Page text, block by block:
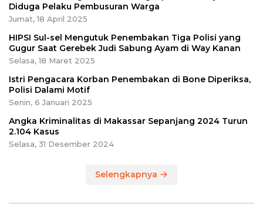
Diduga Pelaku Pembusuran Warga
Jumat, 18 April 2025
HIPSI Sul-sel Mengutuk Penembakan Tiga Polisi yang
Gugur Saat Gerebek Judi Sabung Ayam di Way Kanan
Selasa, 18 Maret 2025
Istri Pengacara Korban Penembakan di Bone Diperiksa,
Polisi Dalami Motif
Senin, 6 Januari 2025
Angka Kriminalitas di Makassar Sepanjang 2024 Turun
2.104 Kasus
Selasa, 31 Desember 2024
Selengkapnya